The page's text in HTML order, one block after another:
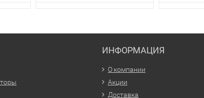
ИНФОРМАЦИЯ
О компании
Акции
Доставка